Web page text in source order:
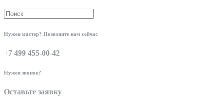
Нужен мастер? Позвоните нам сейчас
+7 499 455-00-42
Нужен звонок?
Оставьте заявку